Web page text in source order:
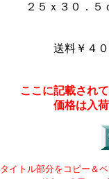
２５ｘ３０．５
送料￥４
ここに記載され
価格は入
タイトル部分をコピー＆